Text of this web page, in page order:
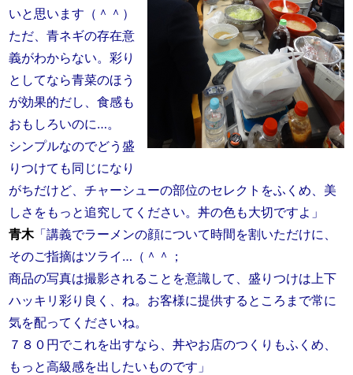
いと思います（＾＾）
ただ、青ネギの存在意
義がわからない。彩り
としてなら青菜のほう
が効果的だし、食感も
おもしろいのに…。
シンプルなのでどう盛
りつけても同じになり
がちだけど、チャーシューの部位のセレクトをふくめ、美
しさをもっと追究してください。丼の色も大切ですよ」
青木「講義でラーメンの顔について時間を割いただけに、
そのご指摘はツライ…（＾＾；ゞ
商品の写真は撮影されることを意識して、盛りつけは上下
ハッキリ彩り良く、ね。お客様に提供するところまで常に
気を配ってくださいね。
７８０円でこれを出すなら、丼やお店のつくりもふくめ、
もっと高級感を出したいものです」